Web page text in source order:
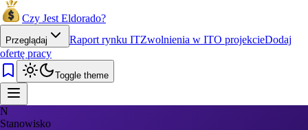
Czy Jest Eldorado?
Przeglądaj Raport rynku ITZwolnienia w ITO projekcieDodaj
ofertę pracy
Toggle theme
N
Stanowisko